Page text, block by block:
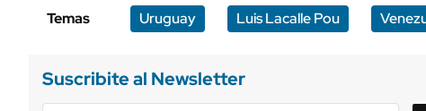
Temas Uruguay Luis Lacalle Pou
Suscribite al Newsletter